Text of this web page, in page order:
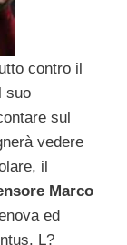
contro il
suo
sul
vedere
il
Marco
ed
L?